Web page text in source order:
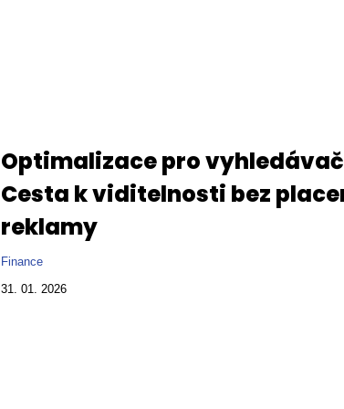
Optimalizace pro
Cesta k viditelnosti bez
reklamy
Finance
31. 01. 2026